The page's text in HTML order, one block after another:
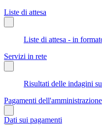
Liste di attesa
Liste di attesa - in
Servizi in rete
Risultati delle indagini
Pagamenti dell'amministrazione
Dati sui pagamenti